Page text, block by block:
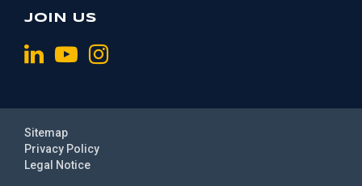
JOIN US
Legal Notice
Privacy Policy
Sitemap